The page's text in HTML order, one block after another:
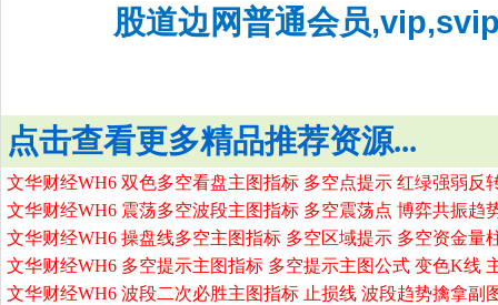
股道边网普通会员
点击查看更多精品推荐资源...
文华财经WH6 双色多空看盘主图指标 多空点提示 红绿强弱反
文华财经WH6 震荡多空波段主图指标 多空震荡点 博弈共振趋
文华财经WH6 操盘线多空主图指标 多空区域提示 多空资金量
文华财经WH6 多空提示主图指标 多空提示主图公式 变色K线
文华财经WH6 波段二次必胜主图指标 止损线 波段趋势擒拿副